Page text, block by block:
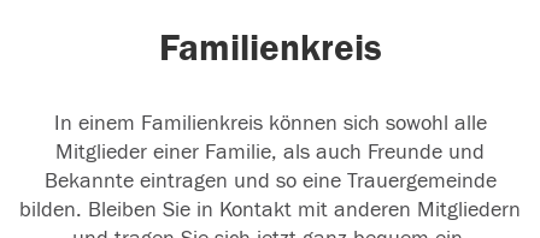
Familienkreis
In einem Familienkreis können sich sowohl alle
Mitglieder einer Familie, als auch Freunde und
Bekannte eintragen und so eine Trauergemeinde
bilden. Bleiben Sie in Kontakt mit anderen Mitgliedern